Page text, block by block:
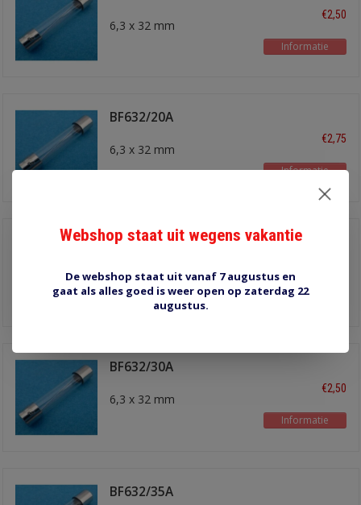
6,3 x 32 mm
€2,50
Informatie
BF632/20A
6,3 x 32 mm
€2,75
Informatie
BF632/25A
6,3 x 32 mm
Informatie
BF632/30A
6,3 x 32 mm
€2,50
Informatie
BF632/35A
Webshop staat uit wegens vakantie
De webshop staat uit vanaf 7 augustus en
gaat als alles goed is weer open op zaterdag 22
augustus.